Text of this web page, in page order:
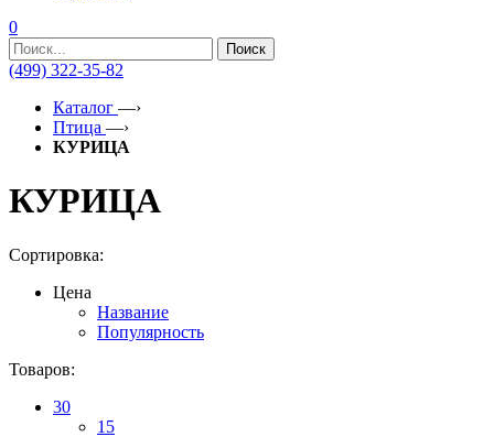
0
Поиск
(499) 322-35-82
Каталог —›
Птица —›
КУРИЦА
КУРИЦА
Сортировка:
Цена
Название
Популярность
Товаров:
30
15